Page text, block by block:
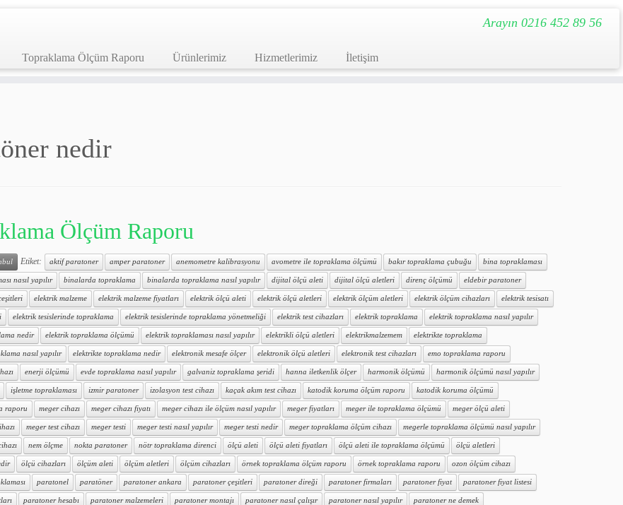
Arayın 0216 452 89 56
Topraklama Ölçüm Raporu Ürünlerimiz Hizmetlerimiz İletişim
nedir
Ölçüm Raporu
Etiket: aktif paratoner amper paratoner anemometre kalibrasyonu avometre ile topraklama ölçümü bakır topraklama çubuğu bina topraklaması
nasıl yapılır binalarda topraklama binalarda topraklama nasıl yapılır dijital ölçü aleti dijital ölçü aletleri direnç ölçümü eldebir paratoner
elektrik malzeme elektrik malzeme fiyatları elektrik ölçü aleti elektrik ölçü aletleri elektrik ölçüm aletleri elektrik ölçüm cihazları elektrik tesisatı
elektrik tesislerinde topraklama elektrik tesislerinde topraklama yönetmeliği elektrik test cihazları elektrik topraklama elektrik topraklama nasıl yapılır
nedir elektrik topraklama ölçümü elektrik topraklaması nasıl yapılır elektrikli ölçü aletleri elektrikmalzemem elektrikte topraklama
nasıl yapılır elektrikte topraklama nedir elektronik mesafe ölçer elektronik ölçü aletleri elektronik test cihazları emo topraklama raporu
enerji ölçümü evde topraklama nasıl yapılır galvaniz topraklama şeridi hanna iletkenlik ölçer harmonik ölçümü harmonik ölçümü nasıl yapılır
işletme topraklaması izmir paratoner izolasyon test cihazı kaçak akım test cihazı katodik koruma ölçüm raporu katodik koruma ölçümü
raporu meger cihazı meger cihazı fiyatı meger cihazı ile ölçüm nasıl yapılır meger fiyatları meger ile topraklama ölçümü meger ölçü aleti
meger test cihazı meger testi meger testi nasıl yapılır meger testi nedir meger topraklama ölçüm cihazı megerle topraklama ölçümü nasıl yapılır
nem ölçme nokta paratoner nötr topraklama direnci ölçü aleti ölçü aleti fiyatları ölçü aleti ile topraklama ölçümü ölçü aletleri
ölçü cihazları ölçüm aleti ölçüm aletleri ölçüm cihazları örnek topraklama ölçüm raporu örnek topraklama raporu ozon ölçüm cihazı
paratonel paratöner paratoner ankara paratoner çeşitleri paratoner direği paratoner firmaları paratoner fiyat paratoner fiyat listesi
paratoner hesabı paratoner malzemeleri paratoner montajı paratoner nasıl çalışır paratoner nasıl yapılır paratoner ne demek